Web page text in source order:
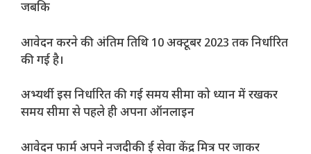
जबकि
आवेदन करने की अंतिम तिथि 10 अक्टूबर 2023 तक निर्धारित
की गई है।
अभ्यर्थी इस निर्धारित की गई समय सीमा को ध्यान में रखकर
समय सीमा से पहले ही अपना ऑनलाइन
आवेदन फार्म अपने नजदीकी ई सेवा केंद्र मित्र पर जाकर